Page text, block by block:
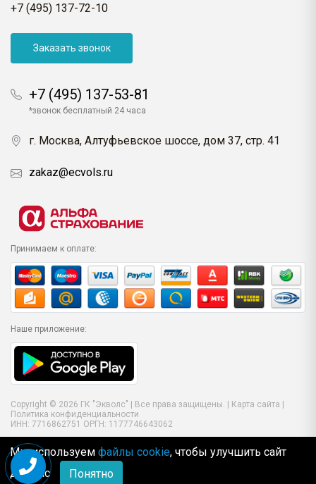
+7 (495) 137-72-10
Заказать звонок
+7 (495) 137-53-81
*звонок бесплатный 24 часа
г. Москва, Алтуфьевское шоссе, дом 37, стр. 41
zakaz@ecvols.ru
Принимаем к оплате:
Наше приложение:
Copyright © 2026 ГК "Экволс" | Все права защищены. | Карта сайта
Политика конфиденциальности
ИНН: 7716862751 ОРГН: 1177746643062
Мы используем файлы cookie, чтобы улучшить сайт
для Вас
Понятно